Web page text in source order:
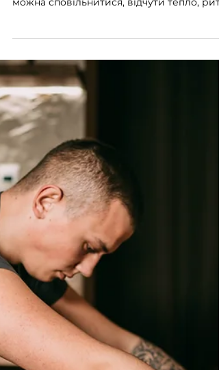
прямо у вашому місті:
релакс-процедури для тіла
й емоційного відновлення
Для відчуття відпустки не завжди
переліт і валіза. Достатньо простору, де
можна сповільнитися, відчути тепло,
і повернути контакт із тілом. У Massage &
Bodycare з’явилися дві нові релакс-
процедури для тіла, які створюють саме
такий стан — ніби ви на березі океану, де
хвилі знімають напругу, а тіло поступово
відпускає втому. Це полінезійський
і SPA-ритуал “Тихий океан” Thalgo —
ідеальні літні процедури для глибокого
розслаблення, відновлення після стресу і